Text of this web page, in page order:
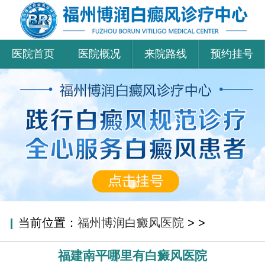
医院首页 医院概况 来院路线 预约挂号
当前位置：福州博润白癜风医院 > >
福建南平哪里有白癜风医院